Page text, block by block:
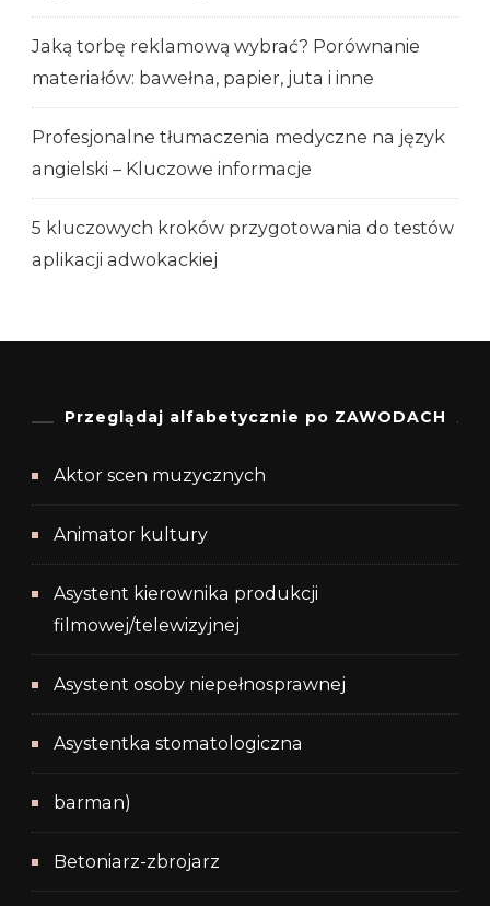
Jaką torbę reklamową wybrać? Porównanie
materiałów: bawełna, papier, juta i inne
Profesjonalne tłumaczenia medyczne na język
angielski – Kluczowe informacje
5 kluczowych kroków przygotowania do testów
aplikacji adwokackiej
Przeglądaj alfabetycznie po ZAWODACH
Aktor scen muzycznych
Animator kultury
Asystent kierownika produkcji
filmowej/telewizyjnej
Asystent osoby niepełnosprawnej
Asystentka stomatologiczna
barman)
Betoniarz-zbrojarz